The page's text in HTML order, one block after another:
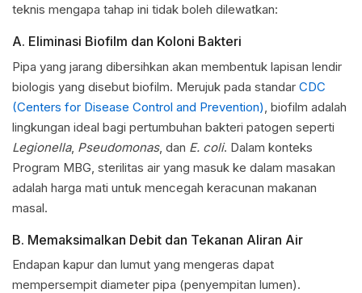
teknis mengapa tahap ini tidak boleh dilewatkan:
A. Eliminasi Biofilm dan Koloni Bakteri
Pipa yang jarang dibersihkan akan membentuk lapisan lendir
biologis yang disebut biofilm. Merujuk pada standar CDC
(Centers for Disease Control and Prevention) , biofilm adalah
lingkungan ideal bagi pertumbuhan bakteri patogen seperti
Legionella, Pseudomonas, dan E. coli. Dalam konteks
Program MBG, sterilitas air yang masuk ke dalam masakan
adalah harga mati untuk mencegah keracunan makanan
masal.
B. Memaksimalkan Debit dan Tekanan Aliran Air
Endapan kapur dan lumut yang mengeras dapat
mempersempit diameter pipa (penyempitan lumen).